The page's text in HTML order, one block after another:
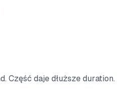
Część daje dłuższe duration.